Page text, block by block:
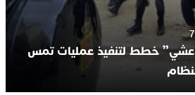
خطط لتنفيذ عمليات تمس